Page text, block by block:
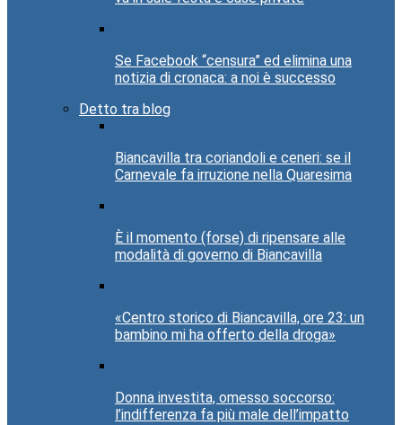
Se Facebook “censura” ed elimina una
notizia di cronaca: a noi è successo
Detto tra blog
Biancavilla tra coriandoli e ceneri: se il
Carnevale fa irruzione nella Quaresima
È il momento (forse) di ripensare alle
modalità di governo di Biancavilla
«Centro storico di Biancavilla, ore 23: un
bambino mi ha offerto della droga»
Donna investita, omesso soccorso:
l’indifferenza fa più male dell’impatto